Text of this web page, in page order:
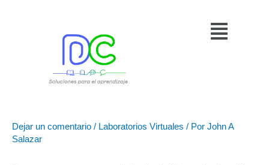
Menú
Dejar un comentario / Laboratorios Virtuales / Por John A
Salazar